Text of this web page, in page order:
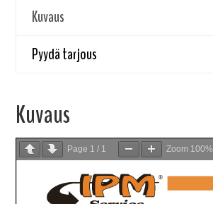
Kuvaus
Pyydä tarjous
Kuvaus
Page 1 / 1 Zoom 100%